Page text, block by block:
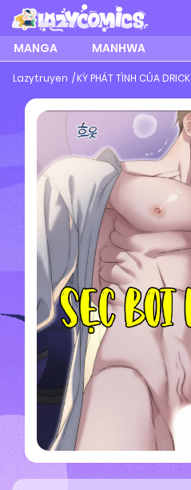
MANGA MANHWA
Lazytruyen KỲ PHÁT TÌNH CỦA DRICK